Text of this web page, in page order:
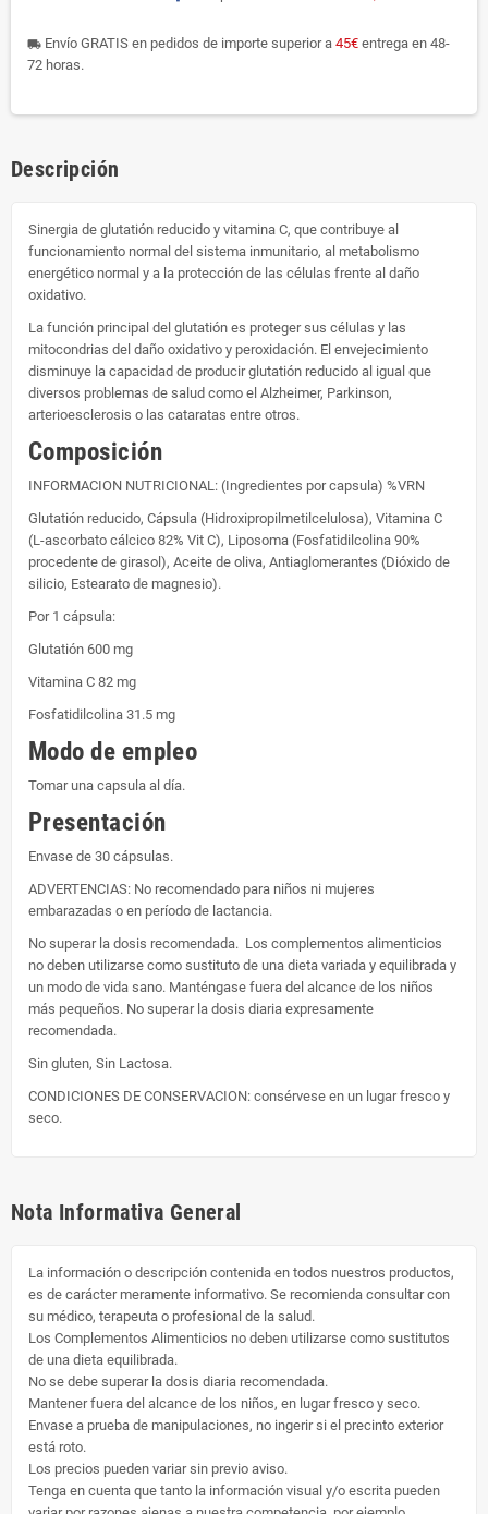
local_shipping Envío GRATIS en pedidos de importe superior a 45€ entrega en 48-
72 horas.
Descripción
Sinergia de glutatión reducido y vitamina C, que contribuye al
funcionamiento normal del sistema inmunitario, al metabolismo
energético normal y a la protección de las células frente al daño
oxidativo.
La función principal del glutatión es proteger sus células y las
mitocondrias del daño oxidativo y peroxidación. El envejecimiento
disminuye la capacidad de producir glutatión reducido al igual que
diversos problemas de salud como el Alzheimer, Parkinson,
arterioesclerosis o las cataratas entre otros.
Composición
INFORMACION NUTRICIONAL: (Ingredientes por capsula) %VRN
Glutatión reducido, Cápsula (Hidroxipropilmetilcelulosa), Vitamina C
(L-ascorbato cálcico 82% Vit C), Liposoma (Fosfatidilcolina 90%
procedente de girasol), Aceite de oliva, Antiaglomerantes (Dióxido de
silicio, Estearato de magnesio).
Por 1 cápsula:
Glutatión 600 mg
Vitamina C 82 mg
Fosfatidilcolina 31.5 mg
Modo de empleo
Tomar una capsula al día.
Presentación
Envase de 30 cápsulas.
ADVERTENCIAS: No recomendado para niños ni mujeres
embarazadas o en período de lactancia.
No superar la dosis recomendada. Los complementos alimenticios
no deben utilizarse como sustituto de una dieta variada y equilibrada y
un modo de vida sano. Manténgase fuera del alcance de los niños
más pequeños. No superar la dosis diaria expresamente
recomendada.
Sin gluten, Sin Lactosa.
CONDICIONES DE CONSERVACION: consérvese en un lugar fresco y
seco.
Nota Informativa General
La información o descripción contenida en todos nuestros productos,
es de carácter meramente informativo. Se recomienda consultar con
su médico, terapeuta o profesional de la salud.
Los Complementos Alimenticios no deben utilizarse como sustitutos
de una dieta equilibrada.
No se debe superar la dosis diaria recomendada.
Mantener fuera del alcance de los niños, en lugar fresco y seco.
Envase a prueba de manipulaciones, no ingerir si el precinto exterior
está roto.
Los precios pueden variar sin previo aviso.
Tenga en cuenta que tanto la información visual y/o escrita pueden